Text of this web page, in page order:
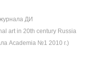
ДИ
art in 20th century Russia
Academia №1 2010 г.)